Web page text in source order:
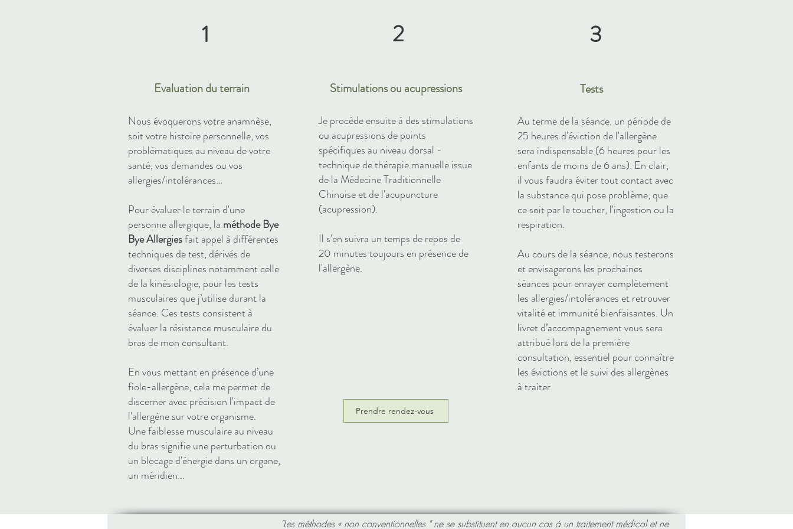
1
Evaluation du terrain
Nous évoquerons votre anamnèse,
soit votre histoire personnelle, vos
problématiques au niveau de votre
santé, vos demandes ou vos
allergies/intolérances…
Pour évaluer le terrain d'une
personne allergique, la méthode Bye
Bye Allergiesfait appel à différentes
techniques de test, dérivés de
diverses disciplines notamment celle
de la kinésiologie, pour les tests
musculaires que j’utilise durant la
séance. Ces tests consistent à
évaluer la résistance musculaire du
bras de mon consultant.
En vous mettant en présence d’une
fiole-allergène, cela me permet de
discerner avec précision l'impact de
l'allergène sur votre organisme.
Une faiblesse musculaire au niveau
du bras signifie une perturbation ou
un blocage d'énergie dans un organe,
un méridien...
2
Stimulations ou acupressions
Je procède ensuite à des stimulations
ou acupressions de points
spécifiques au niveau dorsal -
technique de thérapie manuelle issue
de la Médecine Traditionnelle
Chinoise et de l'acupuncture
(acupression).
Il s'en suivra un temps de repos de
20 minutes toujours en présence de
l'allergène.
Prendre rendez-vous
3
Tests
Au terme de la séance, un période de
25 heures d'éviction de l'allergène
sera indispensable (6 heures pour les
enfants de moins de 6 ans). En clair,
il vous faudra éviter tout contact avec
la substance qui pose problème, que
ce soit par le toucher, l'ingestion ou la
respiration.
Au cours de la séance, nous testerons
et envisagerons les prochaines
séances pour enrayer complétement
les allergies/intolérances et retrouver
vitalité et immunité bienfaisantes. Un
livret d’accompagnement vous sera
attribué lors de la première
consultation, essentiel pour connaître
les évictions et le suivi des allergènes
à traiter.
"Les méthodes « non conventionnelles " ne se substituent en aucun cas à un traitement médical et ne